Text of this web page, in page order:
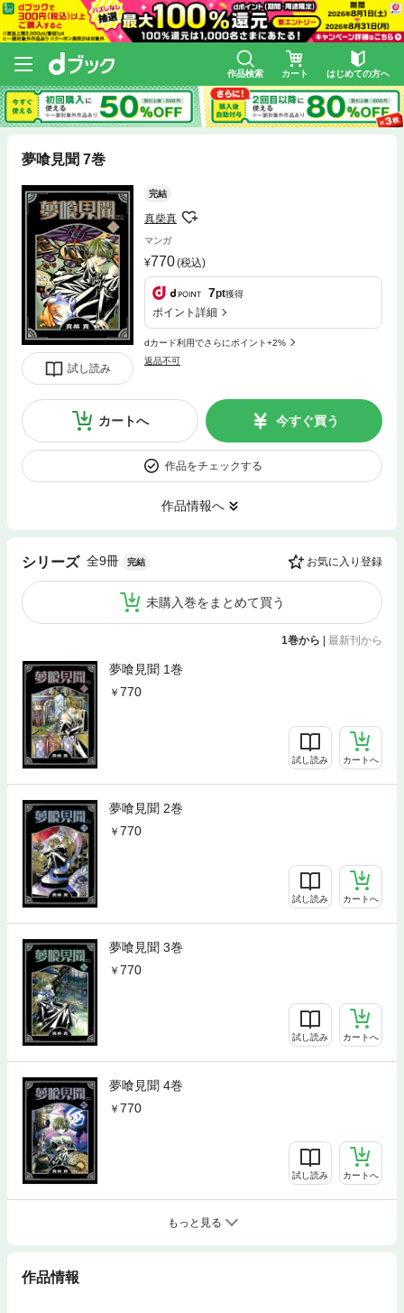
作品検索 カート はじめての方へ
夢喰見聞 7巻
試し読み
完結
真柴真
マンガ
770(税込)
7pt獲得
ポイント詳細
dカード利用でさらにポイント+2%
返品不可
カートへ 今すぐ買う
作品をチェックする
作品情報へ
シリーズ 全9冊 完結 お気に入り登録
未購入巻をまとめて買う
1巻から | 最新刊から
夢喰見聞 1巻
770
試し読み カートへ
夢喰見聞 2巻
770
試し読み カートへ
夢喰見聞 3巻
770
試し読み カートへ
夢喰見聞 4巻
770
試し読み カートへ
もっと見る
作品情報